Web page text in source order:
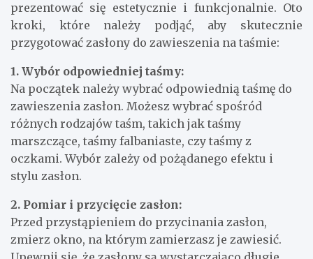
prezentować się estetycznie i funkcjonalnie. Oto
kroki, które należy podjąć, aby skutecznie
przygotować zasłony do zawieszenia na taśmie:
1. Wybór odpowiedniej taśmy:
Na początek należy wybrać odpowiednią taśmę do
zawieszenia zasłon. Możesz wybrać spośród
różnych rodzajów taśm, takich jak taśmy
marszczące, taśmy falbaniaste, czy taśmy z
oczkami. Wybór zależy od pożądanego efektu i
stylu zasłon.
2. Pomiar i przycięcie zasłon:
Przed przystąpieniem do przycinania zasłon,
zmierz okno, na którym zamierzasz je zawiesić.